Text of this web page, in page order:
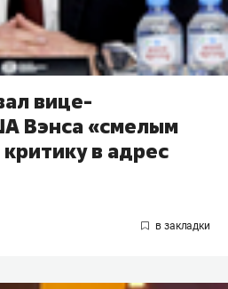
вице-
Вэнса «смелым
в адрес